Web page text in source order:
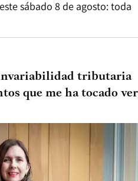
sábado 8 de agosto: toda
tributaria
que me ha tocado ver